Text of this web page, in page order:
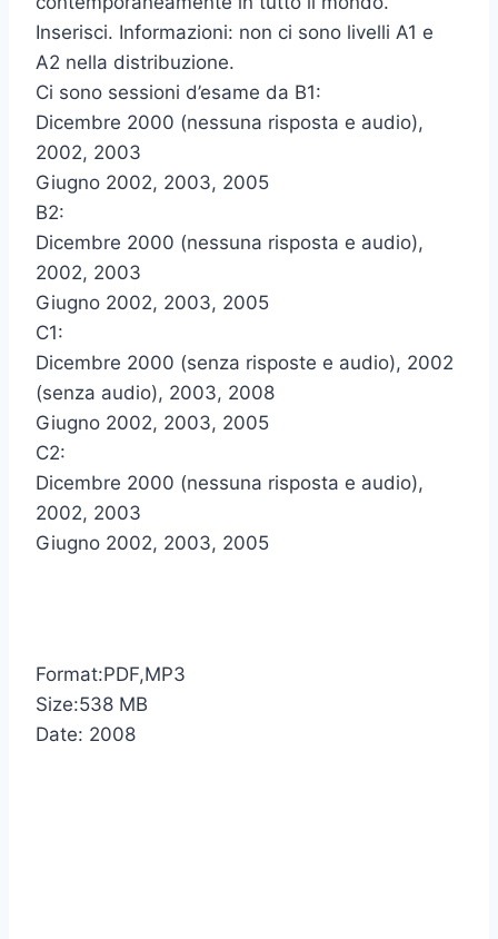
Inserisci. Informazioni: non ci sono livelli A1 e
A2 nella distribuzione.
Ci sono sessioni d’esame da B1:
Dicembre 2000 (nessuna risposta e audio),
2002, 2003
Giugno 2002, 2003, 2005
B2:
Dicembre 2000 (nessuna risposta e audio),
2002, 2003
Giugno 2002, 2003, 2005
C1:
Dicembre 2000 (senza risposte e audio), 2002
(senza audio), 2003, 2008
Giugno 2002, 2003, 2005
C2:
Dicembre 2000 (nessuna risposta e audio),
2002, 2003
Giugno 2002, 2003, 2005
Format:PDF,MP3
Size:538 MB
Date: 2008